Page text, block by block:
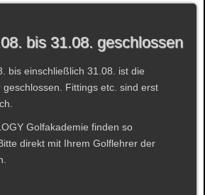
bis 31.08. geschlossen
bis einschließlich 31.08. ist die
Fittings etc. sind erst
Golfakademie finden so
direkt mit Ihrem Golflehrer der